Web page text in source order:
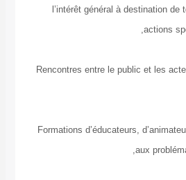
l’intérêt
– Rencontres entre
– Formations